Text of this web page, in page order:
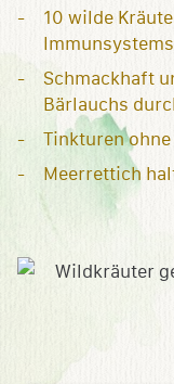
10 wilde
Immunsystems
Schmackhaft
Bärlauchs
Tinkturen
Meerrettich